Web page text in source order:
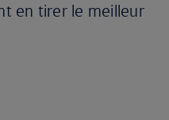
en tirer le meilleur